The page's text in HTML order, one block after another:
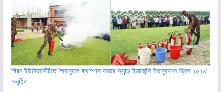
গ্রিন ইউনিভার্সিটিতে ‘অ্যানুয়াল ক্যাম্পাস ফায়ার অ্যান্ড ইমার্জেন্সি ইভাকুয়েশন ড্রিল ২০২৬’
অনুষ্ঠিত